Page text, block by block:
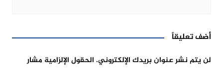
أضف تعليقاً
لن يتم نشر عنوان بريدك الإلكتروني. الحقول الإلزامية مشار